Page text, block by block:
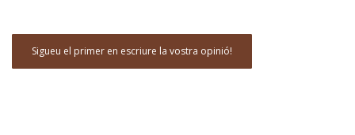
Sigueu el primer en escriure la vostra opinió!